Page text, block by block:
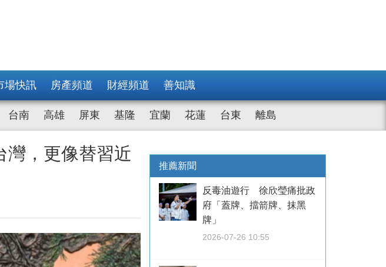
場快訊 房產頻道 財經頻道 善知識
台南 高雄 屏東 基隆 宜蘭 花蓮 台東 離島
，更像替習近
推薦新聞
反毒油遊行 徐欣瑩痛批政
府「蓋牌、擋箭牌、抹黑
牌」
2026-07-26 10:55